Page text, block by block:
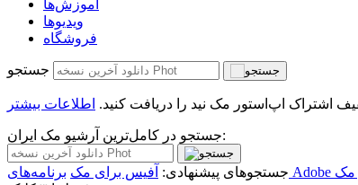
آموزش‌ها
ویدیو‌ها
فروشگاه
جستجو
اطلاعات بیشتر
جستجو در کامل‌ترین آرشیو مک ایران:
جستجوهای پیشنهادی: آفیس برای مک
مک